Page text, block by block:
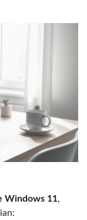
Windows 11,